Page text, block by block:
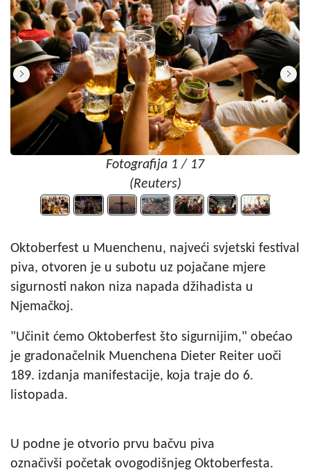
Fotografija 1 / 17
(Reuters)
Oktoberfest u Muenchenu, najveći svjetski festival
piva, otvoren je u subotu uz pojačane mjere
sigurnosti nakon niza napada džihadista u
Njemačkoj.
"Učinit ćemo Oktoberfest što sigurnijim," obećao
je gradonačelnik Muenchena Dieter Reiter uoči
189. izdanja manifestacije, koja traje do 6.
listopada.
U podne je otvorio prvu bačvu piva
označivši početak ovogodišnjeg Oktoberfesta.